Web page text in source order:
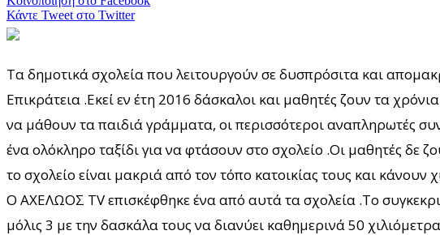
Κάντε Tweet στο Twitter
Τα δημοτικά σχολεία που λειτουργούν σε δυσπρόσιτα και
Επικράτεια .Εκεί εν έτη 2016 δάσκαλοι και μαθητές ζουν τα
να μάθουν τα παιδιά γράμματα, οι περισσότεροι αναπληρωτές
ένα ολόκληρο ταξίδι για να φτάσουν στο σχολείο .Οι μαθητές δε
το σχολείο είναι μακριά από τον τόπο κατοικίας τους και κάνουν
Ο ΑΧΕΛΩΟΣ TV επισκέφθηκε ένα από αυτά τα σχολεία .Το
μόλις 3 με την δασκάλα τους να διανύει καθημερινά 50